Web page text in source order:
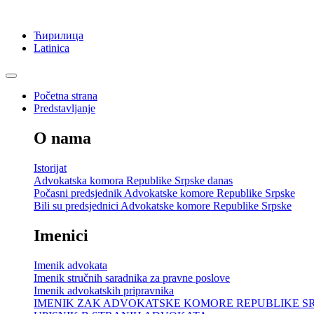
Ћирилица
Latinica
Početna strana
Predstavljanje
O nama
Istorijat
Advokatska komora Republike Srpske danas
Počasni predsjednik Advokatske komore Republike Srpske
Bili su predsjednici Advokatske komore Republike Srpske
Imenici
Imenik advokata
Imenik stručnih saradnika za pravne poslove
Imenik advokatskih pripravnika
IMENIK ZAK ADVOKATSKE KOMORE REPUBLIKE